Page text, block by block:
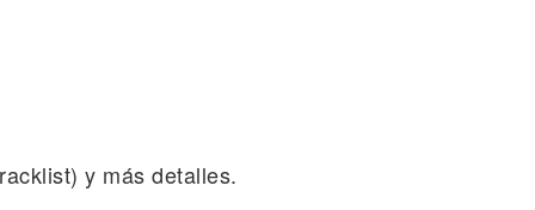
y más detalles.